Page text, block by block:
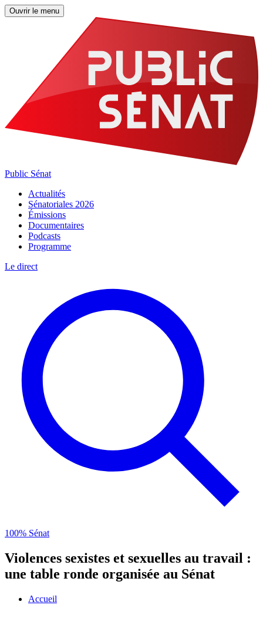
Ouvrir le menu
Public Sénat
Actualités
Sénatoriales 2026
Émissions
Documentaires
Podcasts
Programme
Le direct
100% Sénat
Violences sexistes et sexuelles au travail :
une table ronde organisée au Sénat
Accueil